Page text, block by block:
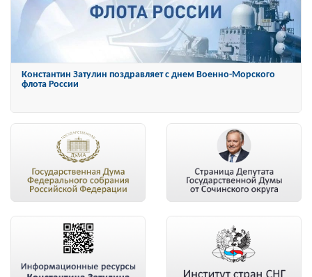
Константин Затулин награжден Орденом «За заслуги перед
Отечеством» IV степени